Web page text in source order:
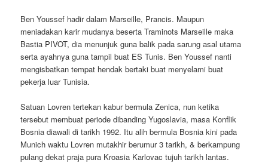
Ben Youssef hadir dalam Marseille, Prancis. Maupun
meniadakan karir mudanya beserta Traminots Marseille maka
Bastia PIVOT, dia menunjuk guna balik pada sarung asal utama
serta ayahnya guna tampil buat ES Tunis. Ben Youssef nanti
mengisbatkan tempat hendak bertaki buat menyelami buat
pekerja luar Tunisia.
Satuan Lovren tertekan kabur bermula Zenica, nun ketika
tersebut membuat periode dibanding Yugoslavia, masa Konflik
Bosnia diawali di tarikh 1992. Itu alih bermula Bosnia kini pada
Munich waktu Lovren mutakhir berumur 3 tarikh, & berkampung
pulang dekat praja pura Kroasia Karlovac tujuh tarikh lantas.